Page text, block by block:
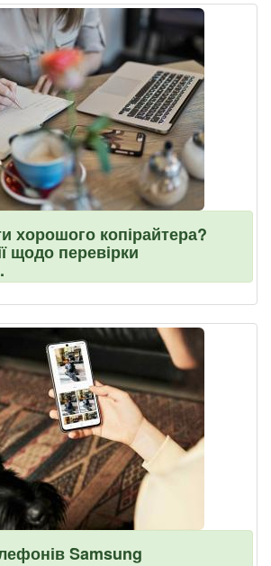
хорошого копірайтера?
щодо перевірки
Samsung